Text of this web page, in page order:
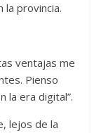
provincia.
ventajas me
Pienso
la era digital”.
lejos de la